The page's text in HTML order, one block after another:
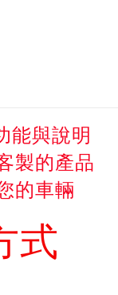
能與說明
製的產品
的車輛
式